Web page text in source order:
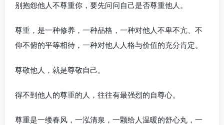
别抱怨他人不尊重你，要先问问自己是否尊重他人。
尊重，是一种修养，一种品格，一种对他人不卑不亢、不
仰不俯的平等相待，一种对他人人格与价值的充分肯定。
尊敬他人，就是尊敬自己。
得不到他人的尊重的人，往往有最强烈的自尊心。
尊重是一缕春风，一泓清泉，一颗给人温暖的舒心丸，一